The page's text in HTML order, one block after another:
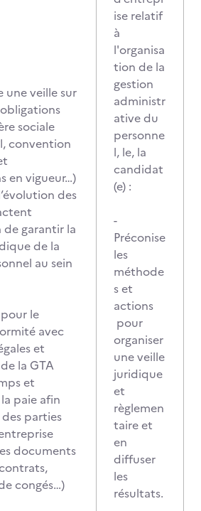
une veille sur
sociale
convention
en vigueur…)
des
de garantir la
de la
au sein
le
avec
et
la GTA
et
paie afin
parties
documents
congés…)
ise relatif
à
l'organisa
tion de la
gestion
administr
ative du
personne
l, le, la
candidat
(e) :
-
Préconise
les
méthode
s et
actions
pour
organiser
une veille
juridique
et
règlemen
taire et
en
diffuser
les
résultats.